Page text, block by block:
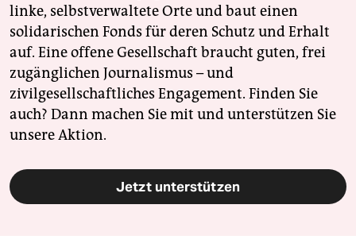
linke, selbstverwaltete Orte und baut einen
solidarischen Fonds für deren Schutz und Erhalt
auf. Eine offene Gesellschaft braucht guten, frei
zugänglichen Journalismus – und
zivilgesellschaftliches Engagement. Finden Sie
auch? Dann machen Sie mit und unterstützen Sie
unsere Aktion.
Jetzt unterstützen